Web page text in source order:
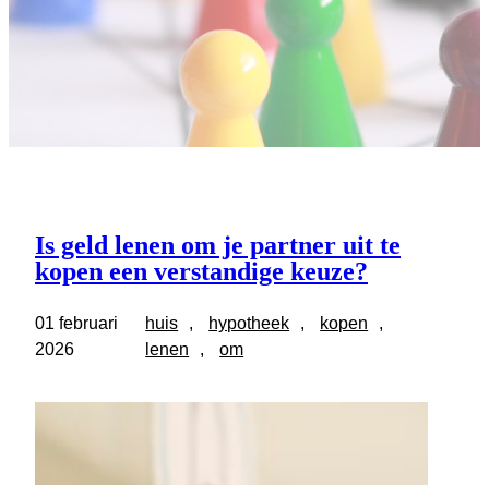
Is geld lenen om je partner uit te
kopen een verstandige keuze?
01 februari
2026
huis , hypotheek , kopen
lenen
, om